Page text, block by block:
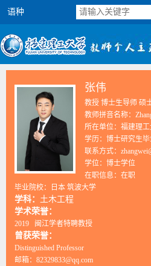
语种
张伟
教授 博士生导师 硕
教师拼音名称：
所在单位：福建理
学历：博士研究生
联系方式：
学位：博士学位
在职信息：在职
毕业院校：日本 筑波大学
学科： 土木工程
学术荣誉：
2019 闽江学者特聘教授
曾获荣誉：
Distinguished Professor
邮箱： 82329833@qq.com